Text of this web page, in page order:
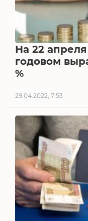
На 22
годовом
%
29.04.2022, 7:53